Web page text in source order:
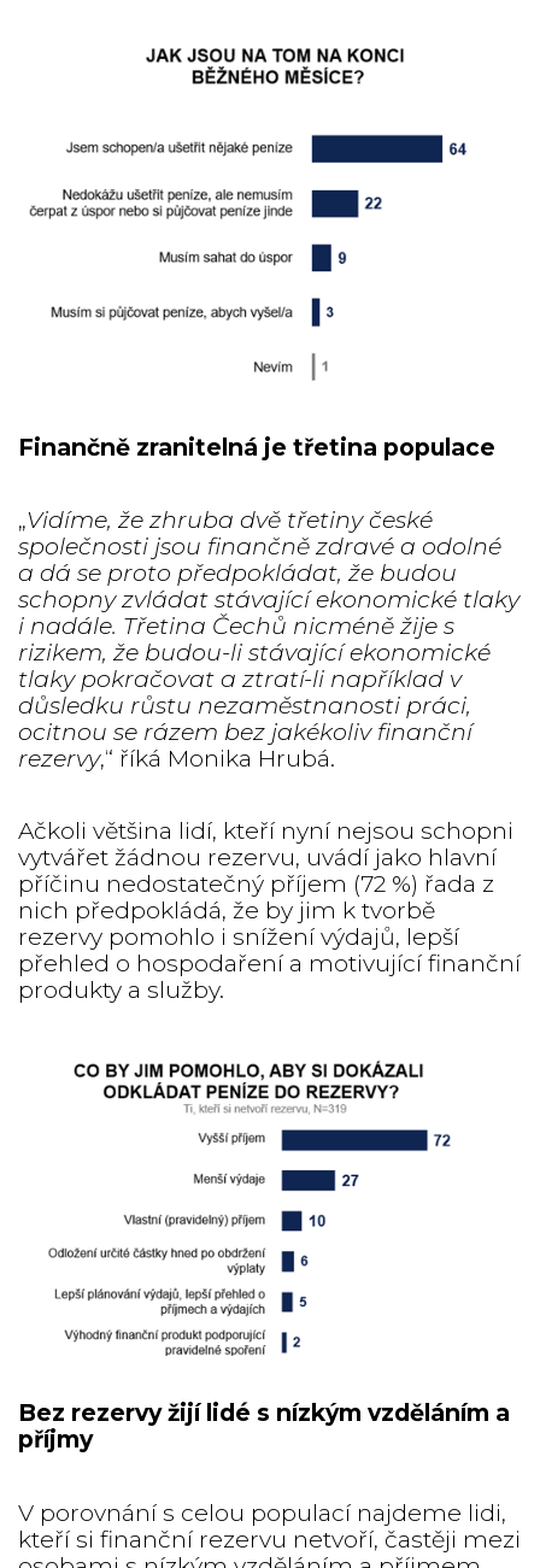
Finančně zranitelná je třetina populace
„Vidíme, že zhruba dvě třetiny české
společnosti jsou finančně zdravé a odolné
a dá se proto předpokládat, že budou
schopny zvládat stávající ekonomické tlaky
i nadále. Třetina Čechů nicméně žije s
rizikem, že budou-li stávající ekonomické
tlaky pokračovat a ztratí-li například v
důsledku růstu nezaměstnanosti práci,
ocitnou se rázem bez jakékoliv finanční
rezervy,“ říká Monika Hrubá.
Ačkoli většina lidí, kteří nyní nejsou schopni
vytvářet žádnou rezervu, uvádí jako hlavní
příčinu nedostatečný příjem (72 %) řada z
nich předpokládá, že by jim k tvorbě
rezervy pomohlo i snížení výdajů, lepší
přehled o hospodaření a motivující finanční
produkty a služby.
Bez rezervy žijí lidé s nízkým vzděláním a
příjmy
V porovnání s celou populací najdeme lidi,
kteří si finanční rezervu netvoří, častěji mezi